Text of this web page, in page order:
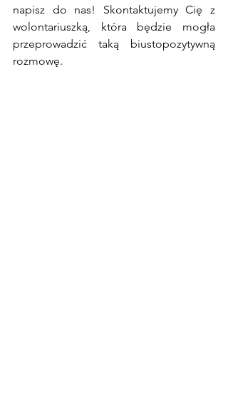
napisz do nas! Skontaktujemy Cię z
wolontariuszką, która będzie mogła
przeprowadzić taką biustopozytywną
rozmowę.